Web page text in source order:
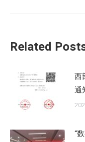
Related
西
通
“